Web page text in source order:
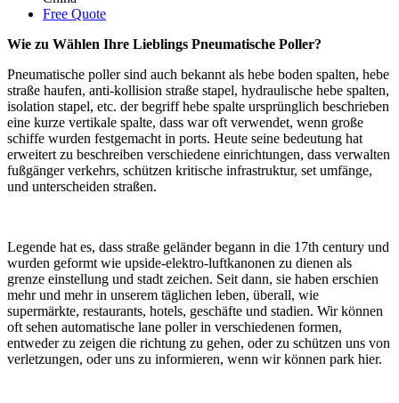
Free Quote
Wie zu Wählen Ihre Lieblings Pneumatische Poller?
Pneumatische poller sind auch bekannt als hebe boden spalten, hebe
straße haufen, anti-kollision straße stapel, hydraulische hebe spalten,
isolation stapel, etc. der begriff hebe spalte ursprünglich beschrieben
eine kurze vertikale spalte, dass war oft verwendet, wenn große
schiffe wurden festgemacht in ports. Heute seine bedeutung hat
erweitert zu beschreiben verschiedene einrichtungen, dass verwalten
fußgänger verkehrs, schützen kritische infrastruktur, set umfänge,
und unterscheiden straßen.
Legende hat es, dass straße geländer begann in die 17th century und
wurden geformt wie upside-elektro-luftkanonen zu dienen als
grenze einstellung und stadt zeichen. Seit dann, sie haben erschien
mehr und mehr in unserem täglichen leben, überall, wie
supermärkte, restaurants, hotels, geschäfte und stadien. Wir können
oft sehen automatische lane poller in verschiedenen formen,
entweder zu zeigen die richtung zu gehen, oder zu schützen uns von
verletzungen, oder uns zu informieren, wenn wir können park hier.